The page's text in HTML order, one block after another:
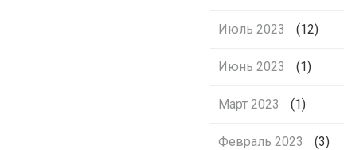
Июль 2023 (12)
Июнь 2023 (1)
Март 2023 (1)
Февраль 2023 (3)